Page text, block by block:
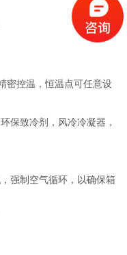
密控温，恒温点可任意设
保致冷剂，风冷冷凝器，
强制空气循环，以确保箱